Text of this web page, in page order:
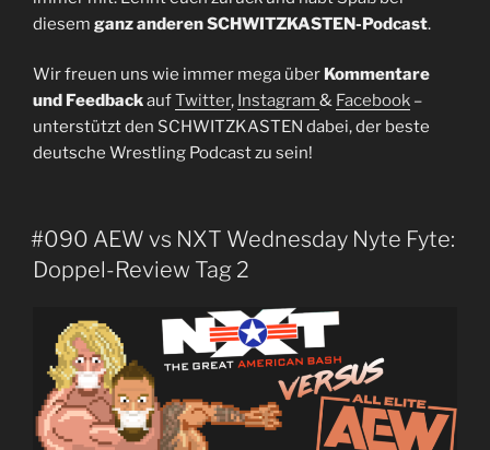
diesem ganz anderen SCHWITZKASTEN-Podcast.
Wir freuen uns wie immer mega über Kommentare
und FeedbackaufTwitter, Instagram & Facebook –
unterstützt den SCHWITZKASTEN dabei, der beste
deutsche Wrestling Podcast zu sein!
#090 AEW vs NXT Wednesday Nyte Fyte:
Doppel-Review Tag 2